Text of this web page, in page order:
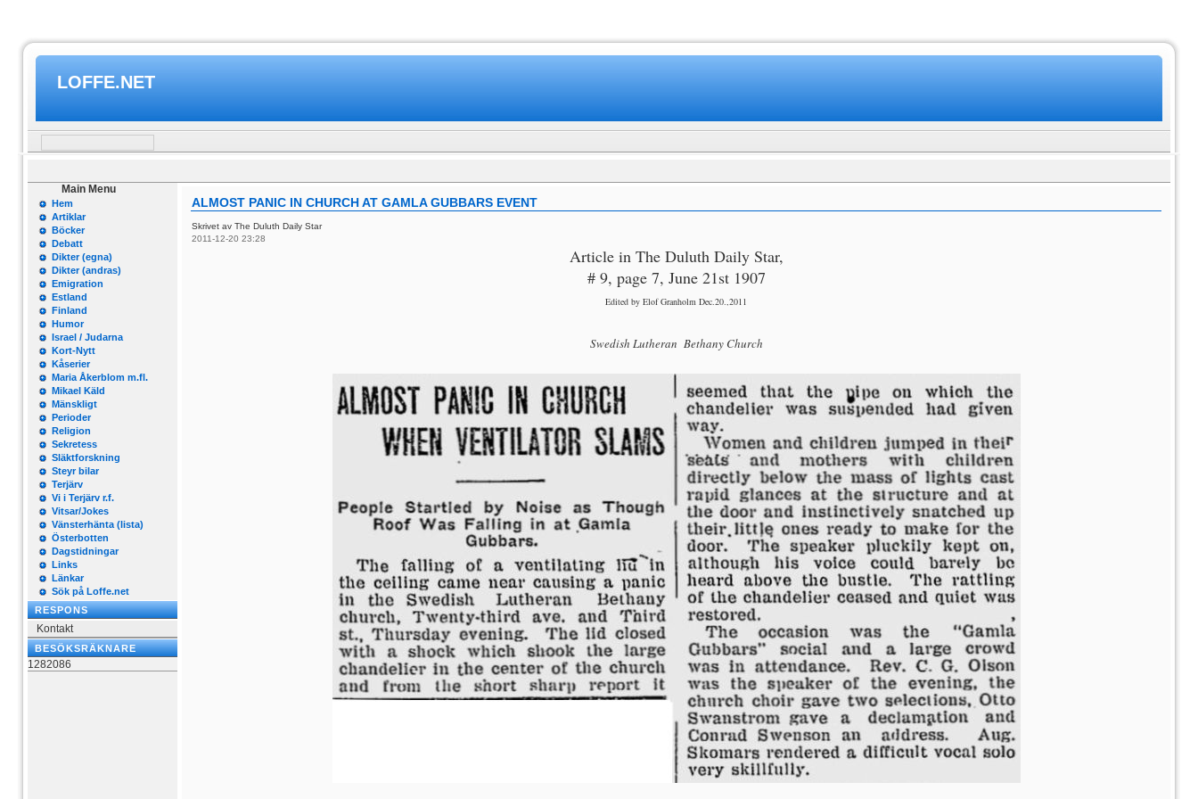
LOFFE.NET
Main Menu
Hem
Artiklar
Böcker
Debatt
Dikter (egna)
Dikter (andras)
Emigration
Estland
Finland
Humor
Israel / Judarna
Kort-Nytt
Kåserier
Maria Åkerblom m.fl.
Mikael Käld
Mänskligt
Perioder
Religion
Sekretess
Släktforskning
Steyr bilar
Terjärv
Vi i Terjärv r.f.
Vitsar/Jokes
Vänsterhänta (lista)
Österbotten
Dagstidningar
Links
Länkar
Sök på Loffe.net
RESPONS
Kontakt
BESÖKSRÄKNARE
1282086
ALMOST PANIC IN CHURCH AT GAMLA GUBBARS EVENT
Skrivet av The Duluth Daily Star
2011-12-20 23:28
Article in The Duluth Daily Star,
# 9, page 7, June 21st 1907
Edited by Elof Granholm Dec.20.,2011
Swedish Lutheran Bethany Church